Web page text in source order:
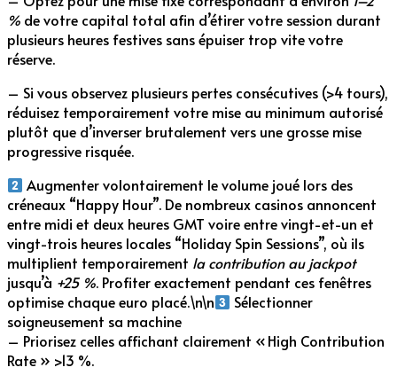
% de votre capital total afin d’étirer votre session durant
plusieurs heures festives sans épuiser trop vite votre
réserve.
– Si vous observez plusieurs pertes consécutives (>4 tours),
réduisez temporairement votre mise au minimum autorisé
plutôt que d’inverser brutalement vers une grosse mise
progressive risquée.
Augmenter volontairement le volume joué lors des
créneaux “Happy Hour”. De nombreux casinos annoncent
entre midi et deux heures GMT voire entre vingt-et-un et
vingt-trois heures locales “Holiday Spin Sessions”, où ils
multiplient temporairement la contribution au jackpot
jusqu’à +25 %. Profiter exactement pendant ces fenêtres
optimise chaque euro placé.\n\n
Sélectionner
soigneusement sa machine
– Priorisez celles affichant clairement « High Contribution
Rate » >13 %.